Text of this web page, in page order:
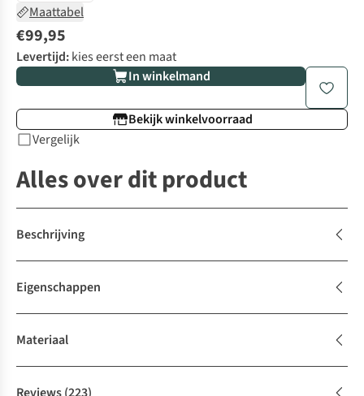
Maattabel
€99,95
Levertijd:kies eerst een maat
In winkelmand
Bekijk winkelvoorraad
Vergelijk
Alles over dit product
Beschrijving
Eigenschappen
Materiaal